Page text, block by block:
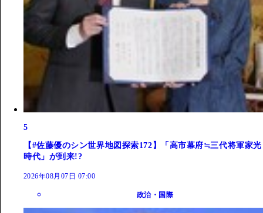
5
【#佐藤優のシン世界地図探索172】「高市幕府≒三代将軍家光
時代」が到来!?
2026年08月07日 07:00
政治・国際